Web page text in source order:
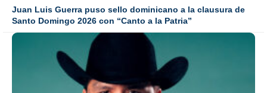
Juan Luis Guerra puso sello dominicano a la clausura de
Santo Domingo 2026 con “Canto a la Patria”